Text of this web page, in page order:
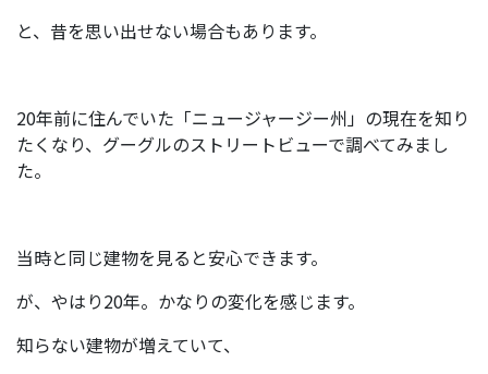
と、昔を思い出せない場合もあります。
20年前に住んでいた「ニュージャージー州」の現在を知り
たくなり、グーグルのストリートビューで調べてみまし
た。
当時と同じ建物を見ると安心できます。
が、やはり20年。かなりの変化を感じます。
知らない建物が増えていて、